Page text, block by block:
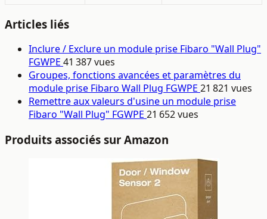
Articles liés
Inclure / Exclure un module prise Fibaro "Wall Plug"
FGWPE 41 387 vues
Groupes, fonctions avancées et paramètres du
module prise Fibaro Wall Plug FGWPE 21 821 vues
Remettre aux valeurs d'usine un module prise
Fibaro "Wall Plug" FGWPE 21 652 vues
Produits associés sur Amazon